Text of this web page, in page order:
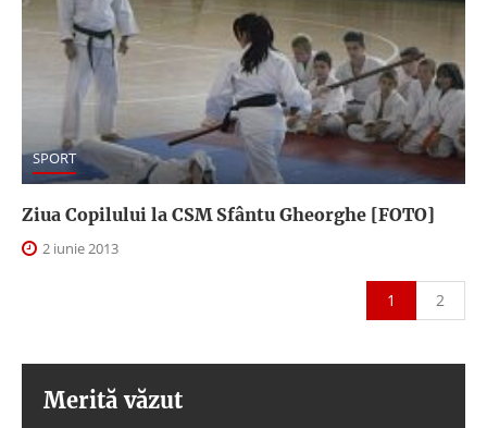
SPORT
Ziua Copilului la CSM Sfântu Gheorghe [FOTO]
2 iunie 2013
1 2
Merită văzut